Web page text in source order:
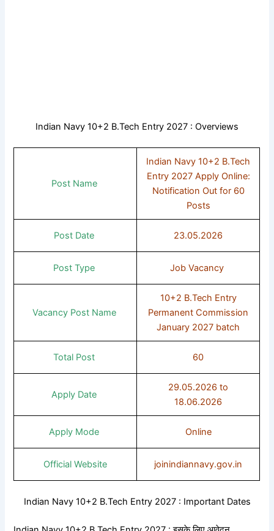
Indian Navy 10+2 B.Tech Entry 2027 : Overviews
Post Name
Indian Navy 10+2 B.Tech
Entry 2027 Apply Online:
Notification Out for 60
Posts
Post Date 23.05.2026
Post Type Job Vacancy
Vacancy Post Name
10+2 B.Tech Entry
Permanent Commission
January 2027 batch
Total Post 60
Apply Date
29.05.2026 to
18.06.2026
Apply Mode Online
Official Website joinindiannavy.gov.in
Indian Navy 10+2 B.Tech Entry 2027 : Important Dates